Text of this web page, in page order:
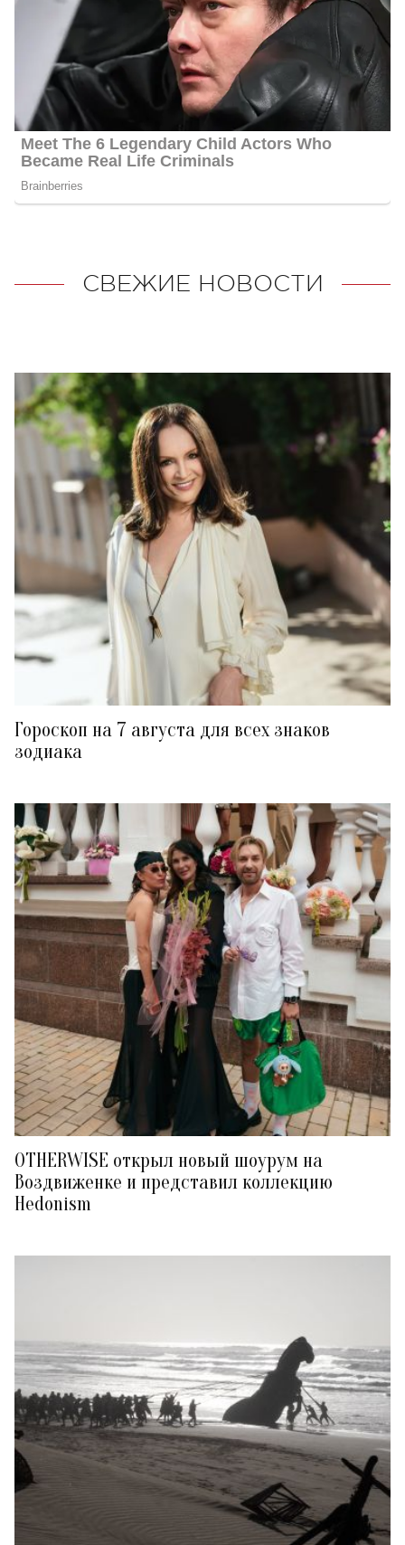
СВЕЖИЕ НОВОСТИ
Гороскоп на 7 августа для всех знаков
зодиака
OTHERWISE открыл новый шоурум на
Воздвиженке и представил коллекцию
Hedonism